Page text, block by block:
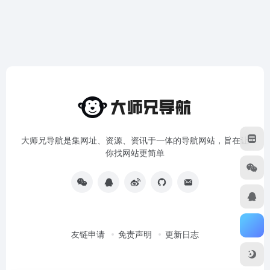
大师兄导航是集网址、资源、资讯于一体的导航网站，旨在让
你找网站更简单
友链申请 免责声明 更新日志